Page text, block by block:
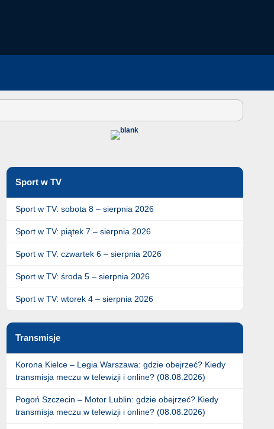
Sport w TV
Sport w TV: sobota 8 – sierpnia 2026
Sport w TV: piątek 7 – sierpnia 2026
Sport w TV: czwartek 6 – sierpnia 2026
Sport w TV: środa 5 – sierpnia 2026
Sport w TV: wtorek 4 – sierpnia 2026
Transmisje
Korona Kielce – Legia Warszawa: gdzie obejrzeć? Kiedy
transmisja meczu w telewizji i online? (08.08.2026)
Pogoń Szczecin – Motor Lublin: gdzie obejrzeć? Kiedy
transmisja meczu w telewizji i online? (08.08.2026)